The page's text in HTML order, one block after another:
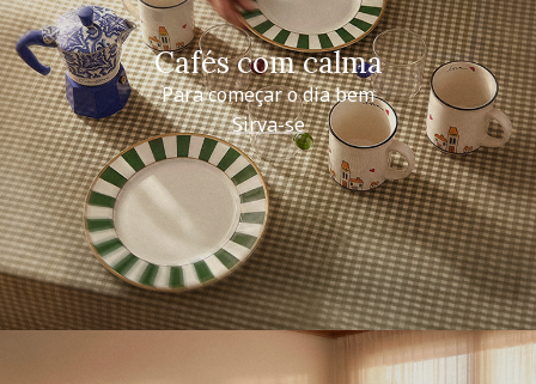
Cafés com calma
Para começar o dia bem
Sirva-se